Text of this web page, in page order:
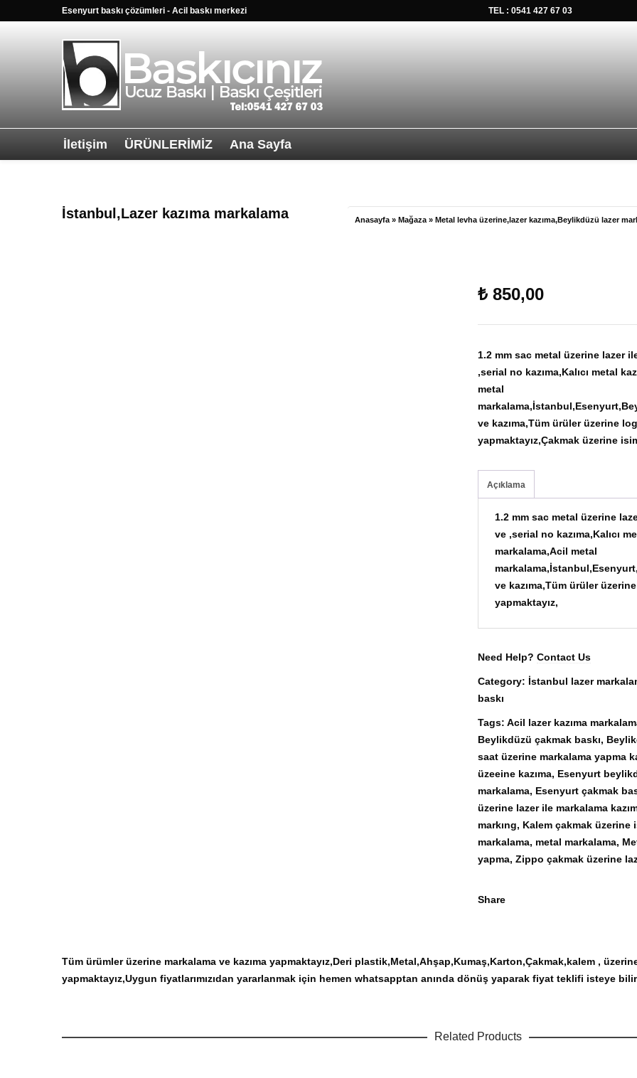
Esenyurt baskı çözümleri - Acil baskı merkezi TEL : 0541 427 67 03
İletişim ÜRÜNLERİMİZ Ana Sayfa
İstanbul,Lazer kazıma markalama Anasayfa » Mağaza » Metal levha üzerine,lazer kazıma,Beylikdüzü lazer
₺ 850,00
1.2 mm sac metal üzerine lazer
,serial no kazıma,Kalıcı metal
metal
ve kazıma,Tüm ürüler üzerine
yapmaktayız,Çakmak üzerine
Açıklama
1.2 mm sac metal üzerine
ve ,serial no kazıma,Kalıcı
markalama,Acil metal
ve kazıma,Tüm ürüler
yapmaktayız,
Need Help? Contact Us
Category: İstanbul lazer
baskı
Tags: Acil lazer kazıma
Beylikdüzü çakmak baskı,
saat üzerine markalama yapma
üzeeine kazıma, Esenyurt
markalama, Esenyurt çakmak
üzerine lazer ile markalama
markıng, Kalem çakmak üzerine
markalama, metal markalama,
yapma, Zippo çakmak üzerine
Share
Tüm ürümler üzerine markalama ve kazıma yapmaktayız,Deri plastik,Metal,Ahşap,Kumaş,Karton,Çakmak,kalem ,
yapmaktayız,Uygun fiyatlarımızıdan yararlanmak için hemen whatsapptan anında dönüş yaparak fiyat teklifi isteye
Related Products